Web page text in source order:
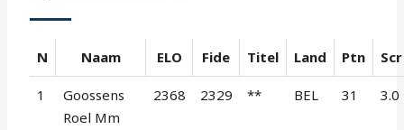
N Naam ELO Fide Titel Land Ptn Scr
1
Goossens
Roel Mm
2368 2329 ** BEL 31 3.0